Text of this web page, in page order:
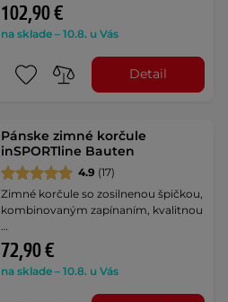
102,90 €
na sklade – 10.8. u Vás
Detail
Pánske zimné korčule
inSPORTline Bauten
4.9 (17)
Zimné korčule so zosilnenou špičkou,
kombinovaným zapínaním, kvalitnou
72,90 €
na sklade – 10.8. u Vás